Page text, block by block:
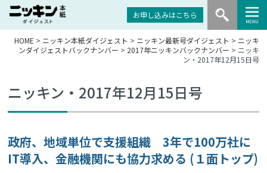
お申し込みはこちら
HOME > ニッキン本紙ダイジェスト > ニッキン最新号ダイジェスト > ニッキ
ンダイジェストバックナンバー > 2017年ニッキンバックナンバー > ニッキ
ン・2017年12月15日号
ニッキン・2017年12月15日号
政府、地域単位で支援組織 3年で100万社に
IT導入、金融機関にも協力求める (１面トップ)